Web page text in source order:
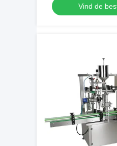
met Nauwkeurige
Bediening
Vind de